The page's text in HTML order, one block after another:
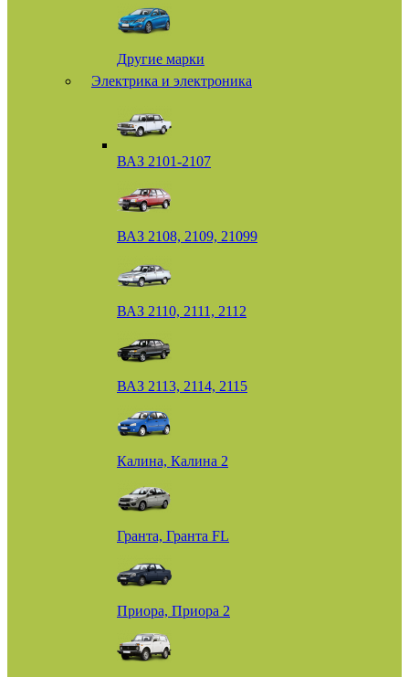
Другие марки
Электрика и электроника
ВАЗ 2101-2107
ВАЗ 2108, 2109, 21099
ВАЗ 2110, 2111, 2112
ВАЗ 2113, 2114, 2115
Калина, Калина 2
Гранта, Гранта FL
Приора, Приора 2